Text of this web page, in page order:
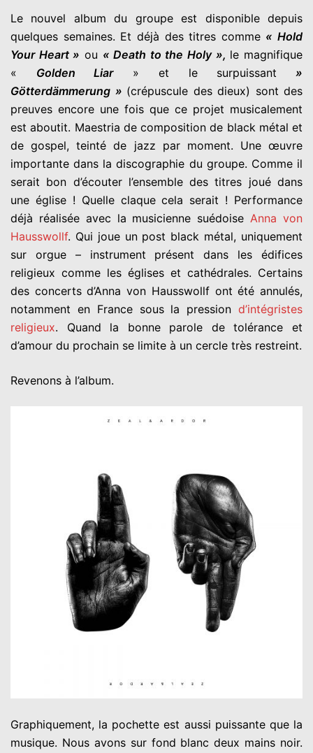
Le nouvel album du groupe est disponible depuis
quelques semaines. Et déjà des titres comme « Hold
Your Heart » ou « Death to the Holy », le magnifique
« Golden Liar» et le surpuissant »
Götterdämmerung » (crépuscule des dieux) sont des
preuves encore une fois que ce projet musicalement
est aboutit. Maestria de composition de black métal et
de gospel, teinté de jazz par moment. Une œuvre
importante dans la discographie du groupe. Comme il
serait bon d’écouter l’ensemble des titres joué dans
une église ! Quelle claque cela serait ! Performance
déjà réalisée avec la musicienne suédoiseAnna von
Hausswollf. Qui joue un post black métal, uniquement
sur orgue – instrument présent dans les édifices
religieux comme les églises et cathédrales. Certains
des concerts d’Anna von Hausswollf ont été annulés,
notamment en France sous la pression d’intégristes
religieux. Quand la bonne parole de tolérance et
d’amour du prochain se limite à un cercle très restreint.
Revenons à l’album.
Graphiquement, la pochette est aussi puissante que la
musique. Nous avons sur fond blanc deux mains noir.